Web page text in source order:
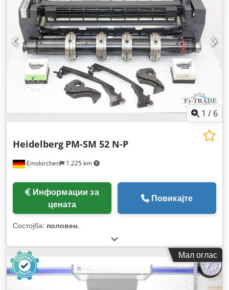
1 / 6
Emskirchen 1.225 km
Heidelberg PM-SM 52 N-P
цената
Повикајте
Состојба: половен,
Мал оглас